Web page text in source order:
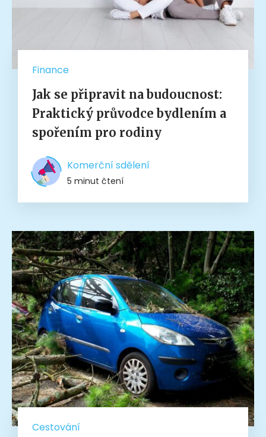
Finance
Jak se připravit na budoucnost:
Praktický průvodce bydlením a
spořením pro rodiny
Komerční sdělení
5 minut čtení
Cestování